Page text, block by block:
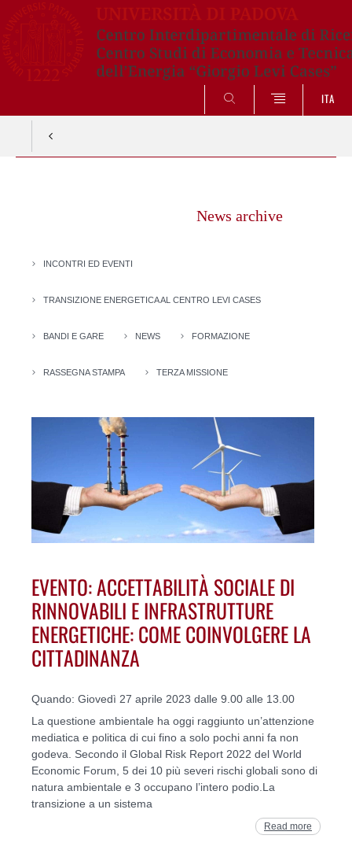
SEARCH
ITA
News archive
INCONTRI ED EVENTI
TRANSIZIONE ENERGETICA AL CENTRO LEVI CASES
BANDI E GARE NEWS FORMAZIONE
RASSEGNA STAMPA TERZA MISSIONE
EVENTO: ACCETTABILITÀ SOCIALE DI
RINNOVABILI E INFRASTRUTTURE
ENERGETICHE: COME COINVOLGERE LA
CITTADINANZA
Quando: Giovedì 27 aprile 2023 dalle 9.00 alle 13.00
La questione ambientale ha oggi raggiunto un’attenzione
mediatica e politica di cui fino a solo pochi anni fa non
godeva. Secondo il Global Risk Report 2022 del World
Economic Forum, 5 dei 10 più severi rischi globali sono di
natura ambientale e 3 occupano l’intero podio.La
transizione a un sistema
Read more